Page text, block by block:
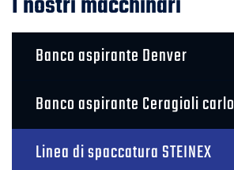
Banco aspirante Denver
Banco aspirante Ceragioli carlo
Linea di spaccatura STEINEX